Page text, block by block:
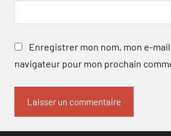
Enregistrer mon nom, mon e-
navigateur pour mon prochain